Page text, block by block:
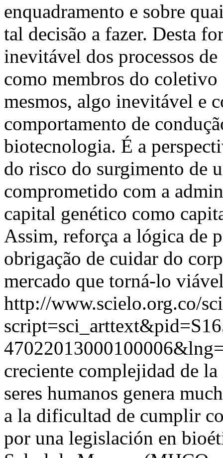
enquadramento e sobre
tal decisão a fazer. Desta
inevitável dos processos
como membros do coletivo
mesmos, algo inevitável e
comportamento de
biotecnologia. É a
do risco do surgimento de
comprometido com a
capital genético como
Assim, reforça a lógica de
obrigação de cuidar do
mercado que torná-lo
http://www.scielo.org.co/
creciente complejidad de
seres humanos genera
a la dificultad de cumplir
por una legislación en